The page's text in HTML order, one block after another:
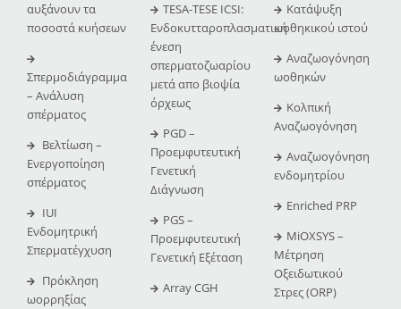
αυξάνουν τα
ποσοστά κυήσεων
Σπερμοδιάγραμμα
– Ανάλυση
σπέρματος
Βελτίωση –
Ενεργοποίηση
σπέρματος
IUI
Ενδομητρική
Σπερματέγχυση
Πρόκληση
ωορρηξίας
TESA-TESE ICSI:
Ενδοκυτταροπλασματική
ένεση
σπερματοζωαρίου
μετά απο βιοψία
όρχεως
PGD –
Προεμφυτευτική
Γενετική
Διάγνωση
PGS –
Προεμφυτευτική
Γενετική Εξέταση
Array CGH
Κατάψυξη
ωοθηκικού ιστού
Αναζωογόνηση
ωοθηκών
Κολπική
Αναζωογόνηση
Αναζωογόνηση
ενδομητρίου
Enriched PRP
MiOXSYS –
Μέτρηση
Οξειδωτικού
Στρες (ORP)